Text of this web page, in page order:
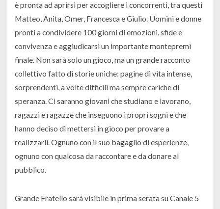
è pronta ad aprirsi per accogliere i concorrenti, tra questi
Matteo, Anita, Omer, Francesca e Giulio. Uomini e donne
pronti a condividere 100 giorni di emozioni, sfide e
convivenza e aggiudicarsi un importante montepremi
finale. Non sarà solo un gioco, ma un grande racconto
collettivo fatto di storie uniche: pagine di vita intense,
sorprendenti, a volte difficili ma sempre cariche di
speranza. Ci saranno giovani che studiano e lavorano,
ragazzi e ragazze che inseguono i propri sogni e che
hanno deciso di mettersi in gioco per provare a
realizzarli. Ognuno con il suo bagaglio di esperienze,
ognuno con qualcosa da raccontare e da donare al
pubblico.
Grande Fratello sarà visibile in prima serata su Canale 5